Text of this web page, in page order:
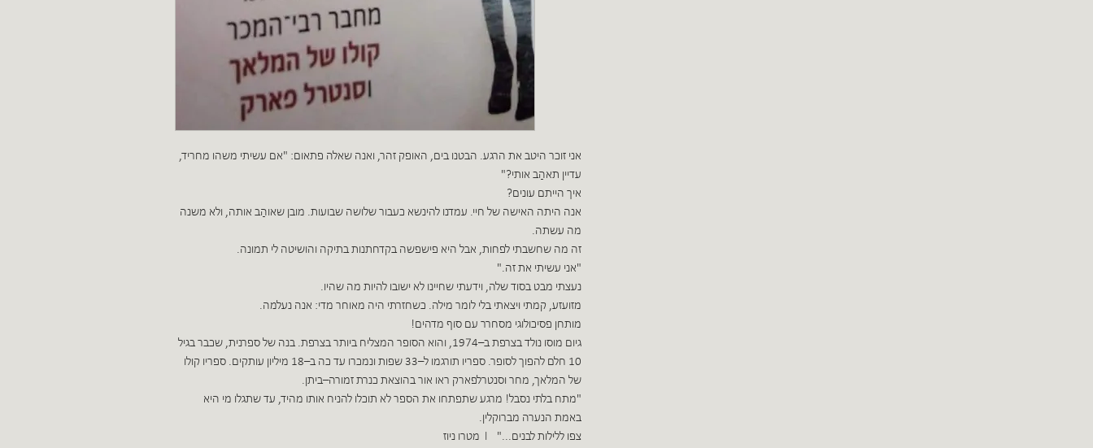
אני ‬זוכר ‬היטב ‬את ‬הרגע. ‬הבטנו ‬בים, ‬האופק‬ זהר, ‬ואנה‬ שאלה‬ פתאום: "‬אם ‬עשיתי ‬משהו ‬מחריד,
‬עדיין ‬תאהַב‬ אותי?"‬
איך‬ הייתם‬ עונים?‬
אנה‬ היתה ‬האישה‬ של‬ חיי. ‬עמדנו ‬להינשא ‬כעבור ‬שלושה ‬שבועות. ‬מובן ‬שאוהַב ‬אותה, ‬ולא ‬משנה
‬מה ‬עשתה.‬
זה ‬מה ‬שחשבתי ‬לפחות, ‬אבל ‬היא ‬פישפשה ‬בקדחתנות ‬בתיקה ‬והושיטה ‬לי ‬תמונה.‬
"‬אני ‬עשיתי ‬את ‬זה."‬
נעצתי ‬מבט ‬בסוד ‬שלה, ‬וידעתי ‬שחיינו ‬לא ‬ישובו ‬להיות ‬מה ‬שהיו.‬
מזועזע, ‬קמתי‬ ויצאתי ‬בלי ‬לומר ‬מילה. ‬כשחזרתי ‬היה ‬מאוחר ‬מדי: ‬אנה ‬נעלמה.‬
מותחן ‬פסיכולוגי‬ מסחרר‬ עם‬ סוף ‬מדהים!‬
גיום‬ מוסו ‬נולד‬ בצרפת‬ ב–‬1974, ‬והוא‬ הסופר‬ המצליח‬ ביותר ‬בצרפת. ‬בנה‬ של ‬ספרנית, ‬שכבר ‬בגיל
‬10 ‬חלם ‬להפוך‬ לסופר. ‬ספריו ‬תורגמו ‬ל–‬33 ‬שפות ‬ונמכרו ‬עד‬ כה ‬ב–‬18 ‬מיליון ‬עותקים. ‬ספריו‬ קולו
‬של ‬המלאך, ‬מחר‬ וסנטרל‬פארק‬ ראו‬ אור ‬בהוצאת ‬כנרת ‬זמורה–ביתן.‬
"‬מתח‬ בלתי ‬נסבל! ‬מרגע‬ שתפתחו ‬את‬ הספר ‬לא ‬תוכלו ‬להניח ‬אותו ‬מהיד, ‬עד ‬שתגלו ‬מי ‬היא
‬באמת ‬הנערה ‬מברוקלין.‬
צפו ‬ללילות‬ לבנים..." ‬׀ ‬מטרו ניוז